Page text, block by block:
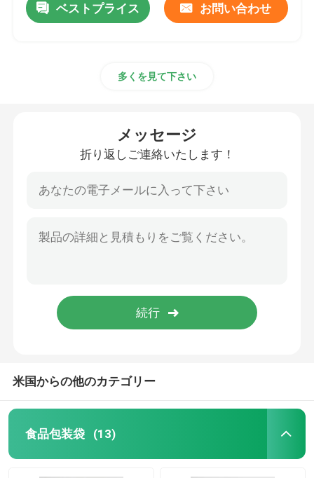
ベストプライス お問い合わせ
多くを見て下さい
メッセージ
折り返しご連絡いたします！
米国からの他のカテゴリー
食品包装袋 (13)